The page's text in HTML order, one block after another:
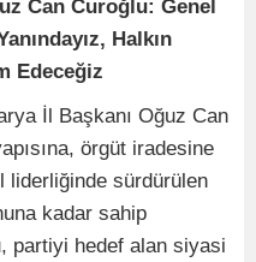
Can Curoğlu: Genel
Halkın
Edeceğiz
İl Başkanı Oğuz Can
örgüt iradesine
liderliğinde sürdürülen
kadar sahip
partiyi hedef alan siyasi